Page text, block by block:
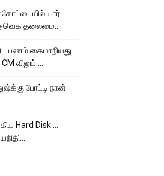
யார்
தலைமை…
பணம் கைமாறியது
விஜய்….
போட்டி நான்
Hard Disk …